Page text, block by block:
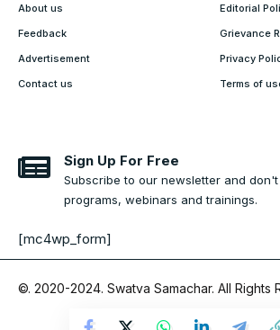
About us
Feedback
Advertisement
Contact us
Editorial
Grievance
Privacy
Terms of
Sign Up For Free
Subscribe to our newsletter and
programs, webinars and trainings.
[mc4wp_form]
©. 2020-2024. Swatva Samachar. All Rights
Website